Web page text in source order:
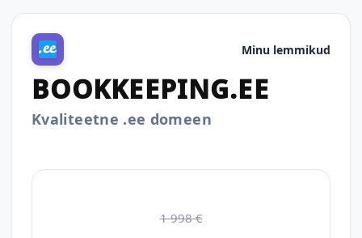
Minu lemmikud
BOOKKEEPING.EE
Kvaliteetne .ee domeen
1 998 €